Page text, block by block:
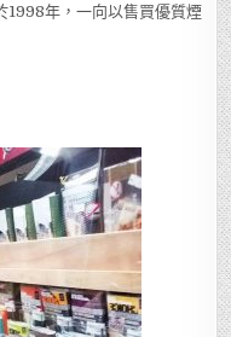
年，一向以售買優質煙